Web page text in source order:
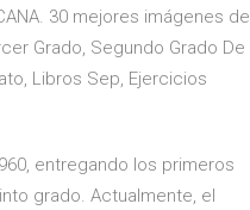
30 mejores imágenes de
Grado, Segundo Grado De
Libros Sep, Ejercicios
entregando los primeros
grado. Actualmente, el